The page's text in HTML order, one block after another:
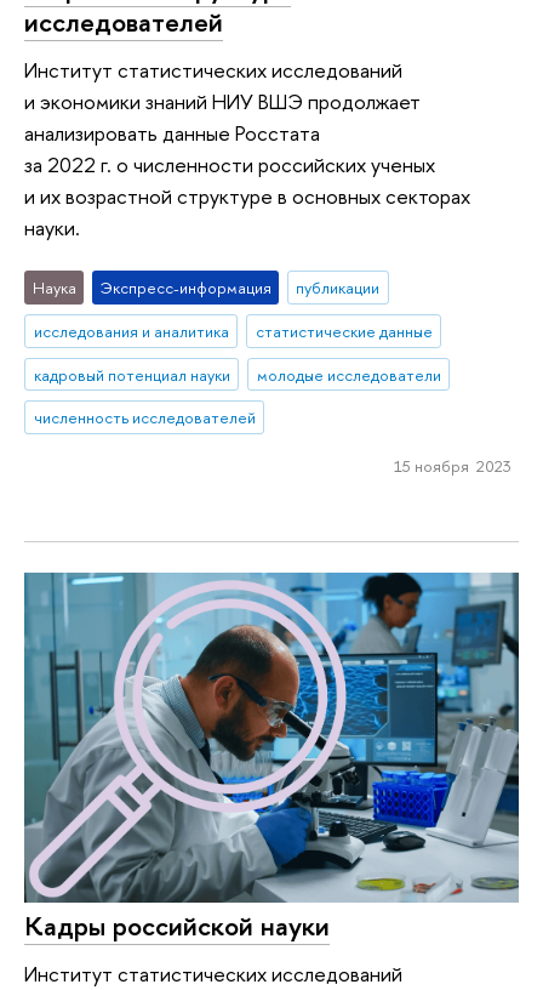
исследователей
Институт статистических исследований
и экономики знаний НИУ ВШЭ продолжает
анализировать данные Росстата
за 2022 г. о численности российских ученых
и их возрастной структуре в основных секторах
науки.
Наука Экспресс-информация
публикации
исследования и аналитика
статистические данные
кадровый потенциал науки
молодые исследователи
численность исследователей
15 ноября 2023
Кадры российской науки
Институт статистических исследований